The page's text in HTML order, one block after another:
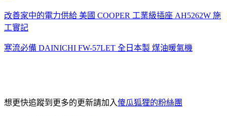
改善家中的電力供給 美國 COOPER 工業級插座 AH5262W 施
工實記
寒流必備 DAINICHI FW-57LET 全日本製 煤油暖氣機
想更快追蹤到更多的更新請加入傻瓜狐狸的粉絲團